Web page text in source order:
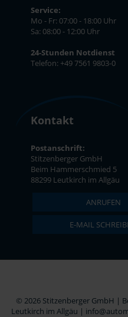
Service:
Mo - Fr: 07:00 - 18:00 Uhr
Sa: 08:00 - 12:00 Uhr
24-Stunden Notdienst
Telefon: +49 7561 9803-0
Kontakt
Postanschrift:
Stitzenberger GmbH
Beim Hammerschmied 5
88299 Leutkirch im Allgäu
ANRUFEN
E-MAIL
© 2026 Stitzenberger GmbH |
Leutkirch im Allgäu |